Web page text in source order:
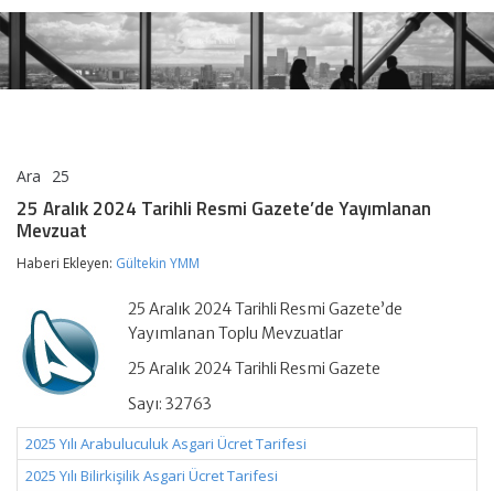
Ara 25
2024
Gazete’de
Mevzuat
25 Aralık 2024 Tarihli Resmi Gazete’de Yayımlanan
Mevzuat
Haberi Ekleyen: Gültekin YMM
25 Aralık 2024 Tarihli Resmi Gazete’de
Yayımlanan Toplu Mevzuatlar
25 Aralık 2024 Tarihli Resmi Gazete
Sayı: 32763
2025 Yılı Arabuluculuk Asgari Ücret Tarifesi
2025 Yılı Bilirkişilik Asgari Ücret Tarifesi